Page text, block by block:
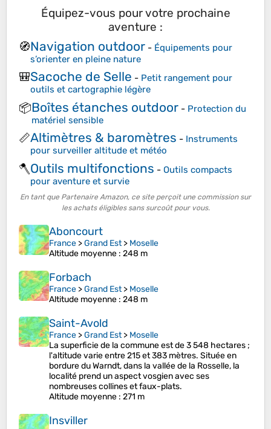
Équipez-vous pour votre prochaine
aventure :
🧭Navigation outdoor - Équipements pour
s’orienter en pleine nature
🎒Sacoche de Selle - Petit rangement pour
outils et cartographie légère
📦Boîtes étanches outdoor - Protection du
matériel sensible
📏Altimètres & baromètres - Instruments
pour surveiller altitude et météo
🪓Outils multifonctions - Outils compacts
pour aventure et survie
En tant que Partenaire Amazon, ce site perçoit une commission sur
les achats éligibles sans surcoût pour vous.
Aboncourt
France >Grand Est> Moselle
Altitude moyenne : 248 m
Forbach
France >Grand Est> Moselle
Altitude moyenne : 248 m
Saint-Avold
France >Grand Est> Moselle
La superficie de la commune est de 3 548 hectares ;
l'altitude varie entre 215 et 383 mètres. Située en
bordure du Warndt, dans la vallée de la Rosselle, la
localité prend un aspect vosgien avec ses
nombreuses collines et faux-plats.
Altitude moyenne : 271 m
Insviller